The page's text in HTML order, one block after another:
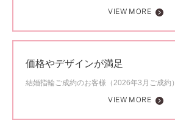
VIEW MORE
価格やデザインが満足
結婚指輪ご成約のお客様（2026年3月ご成約）
VIEW MORE